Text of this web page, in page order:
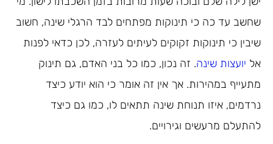
שחשב עד כה כי תינוקות מפתחים לבד הרגלי שינה, חשוב
שיבין כי תינוקות זקוקים לעיתים לעזרה, לכן כדאי לפנות
אל יועצות שינה. זה נכון, כמו כל בני האדם, גם תינוק
מתעייף במהירות. אך אין זה אומר כי הוא יודע כיצד
נרדמים, איזו תנוחת שינה תתאים לו, כמו גם כיצד
להתעלם מרעשים וגירויים.